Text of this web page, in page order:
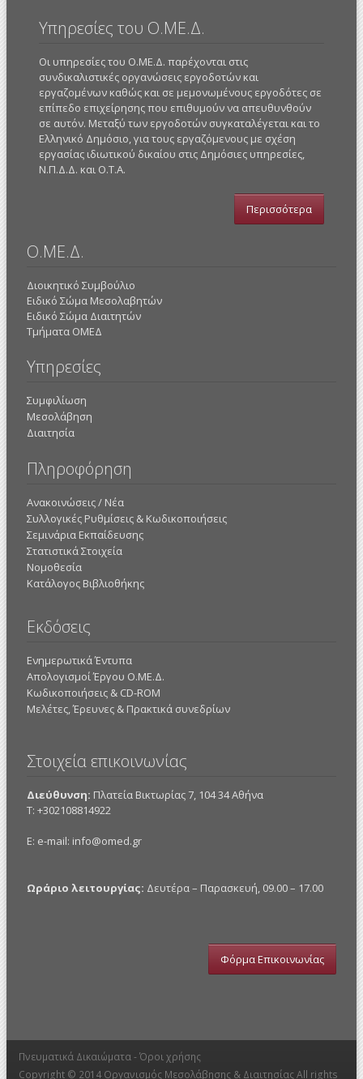
Υπηρεσίες του Ο.ΜΕ.Δ.
Οι υπηρεσίες του Ο.ΜΕ.Δ. παρέχονται στις
συνδικαλιστικές οργανώσεις εργοδοτών και
εργαζομένων καθώς και σε μεμονωμένους εργοδότες σε
επίπεδο επιχείρησης που επιθυμούν να απευθυνθούν
σε αυτόν. Μεταξύ των εργοδοτών συγκαταλέγεται και το
Ελληνικό Δημόσιο, για τους εργαζόμενους με σχέση
εργασίας ιδιωτικού δικαίου στις Δημόσιες υπηρεσίες,
Ν.Π.Δ.Δ. και Ο.Τ.Α.
Περισσότερα
Ο.ΜΕ.Δ.
Διοικητικό Συμβούλιο
Ειδικό Σώμα Μεσολαβητών
Ειδικό Σώμα Διαιτητών
Τμήματα ΟΜΕΔ
Υπηρεσίες
Συμφιλίωση
Μεσολάβηση
Διαιτησία
Πληροφόρηση
Ανακοινώσεις / Νέα
Συλλογικές Ρυθμίσεις & Κωδικοποιήσεις
Σεμινάρια Εκπαίδευσης
Στατιστικά Στοιχεία
Νομοθεσία
Κατάλογος Βιβλιοθήκης
Εκδόσεις
Ενημερωτικά Έντυπα
Απολογισμοί Έργου Ο.ΜΕ.Δ.
Κωδικοποιήσεις & CD-ROM
Mελέτες, Έρευνες & Πρακτικά συνεδρίων
Στοιχεία επικοινωνίας
Διεύθυνση: Πλατεία Βικτωρίας 7, 104 34 Αθήνα
Τ: +302108814922
E: e-mail: info@omed.gr
Ωράριο λειτουργίας: Δευτέρα – Παρασκευή, 09.00 – 17.00
Φόρμα Επικοινωνίας
Πνευματικά Δικαιώματα - Όροι χρήσης
Copyright © 2014 Οργανισμός Μεσολάβησης & Διαιτησίας All rights